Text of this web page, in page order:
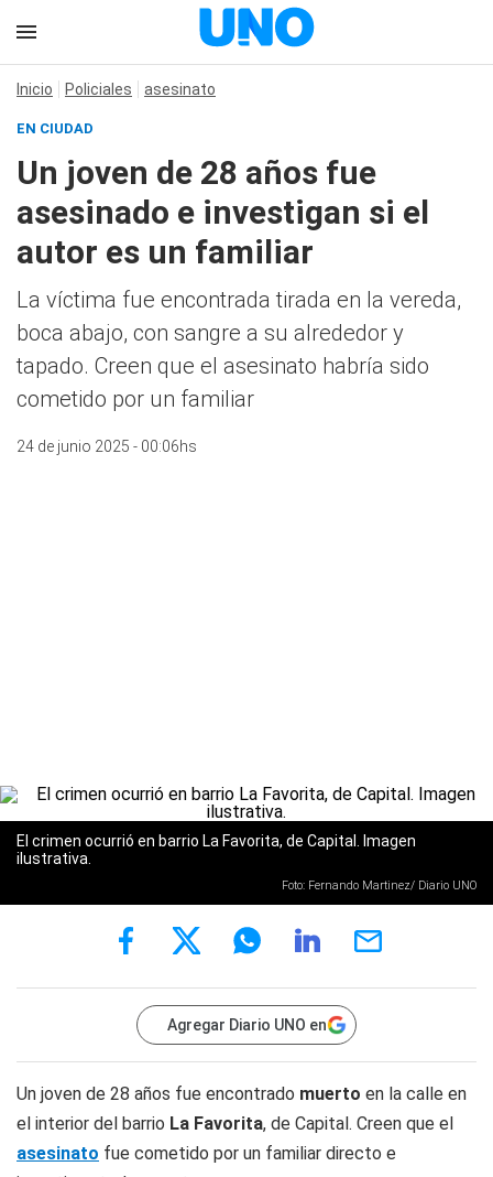
Inicio Policiales asesinato
EN CIUDAD
Un joven de 28 años fue
asesinado e investigan si el
autor es un familiar
La víctima fue encontrada tirada en la vereda,
boca abajo, con sangre a su alrededor y
tapado. Creen que el asesinato habría sido
cometido por un familiar
24 de junio 2025 - 00:06hs
El crimen ocurrió en barrio La Favorita, de Capital. Imagen
ilustrativa.
Foto: Fernando Martinez/ Diario UNO
Agregar Diario UNO en
Un joven de 28 años fue encontrado muerto en la calle en
el interior del barrio La Favorita, de Capital. Creen que el
asesinato fue cometido por un familiar directo e